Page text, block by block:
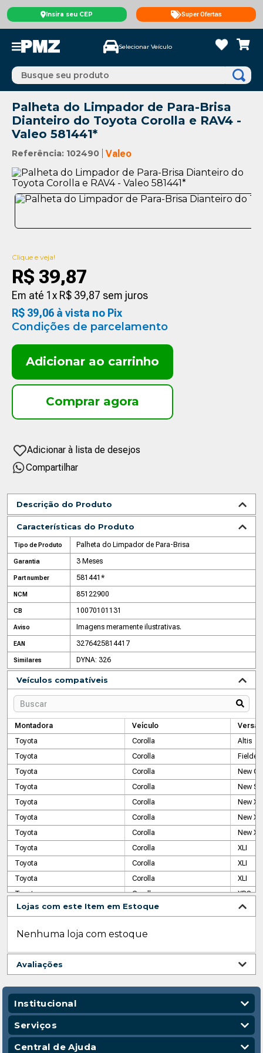
Insira seu CEP Super Ofertas
Selecionar Veículo
Busque seu produto
Palheta do Limpador de Para-Brisa
Dianteiro do Toyota Corolla e RAV4 -
Valeo 581441*
Referência: 102490 Valeo
Clique e veja!
R$ 39,87
Em até 1 x R$ 39,87 sem juros
R$ 39,06 à vista no Pix
Condições de parcelamento
Adicionar ao carrinho
Compartilhar
Descrição do Produto
Características do Produto
Tipo de Produto Palheta do Limpador de Para-Brisa
Garantia 3 Meses
Part number 581441*
NCM 85122900
CB 10070101131
Aviso Imagens meramente ilustrativas.
EAN 3276425814417
Similares DYNA: 326
Veículos compatíveis
Montadora Veículo
Versão
Toyota
Corolla
Altis
Toyota
Corolla
Fielder
Toyota
Corolla
New
Toyota
Corolla
New
Toyota
Corolla
New XEI
Toyota
Corolla
New XLI
Toyota
Corolla
New XLI
Toyota
Corolla
XLI
Toyota
Corolla
XLI
Toyota
Corolla
XLI
Toyota
Corolla
XRS
Toyota
RAV4
2.0
Toyota
RAV4
Toyota
RAV4
2.5 L
Toyota
RAV4
Top
Toyota
VVTI
Lojas com este Item em Estoque
Nenhuma loja com estoque
Avaliações
Institucional
Quem Somos
Nossas Lojas
Código de Conduta
Serviços
Vendas Corporativas
Central de Ajuda